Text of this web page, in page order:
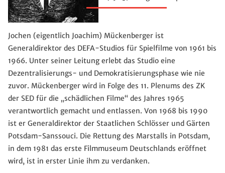
Jochen (eigentlich Joachim) Mückenberger ist
Generaldirektor des DEFA-Studios für Spielfilme von 1961 bis
1966. Unter seiner Leitung erlebt das Studio eine
Dezentralisierungs- und Demokratisierungsphase wie nie
zuvor. Mückenberger wird in Folge des 11. Plenums des ZK
der SED für die „schädlichen Filme“ des Jahres 1965
verantwortlich gemacht und entlassen. Von 1968 bis 1990
ist er Generaldirektor der Staatlichen Schlösser und Gärten
Potsdam-Sanssouci. Die Rettung des Marstalls in Potsdam,
in dem 1981 das erste Filmmuseum Deutschlands eröffnet
wird, ist in erster Linie ihm zu verdanken.